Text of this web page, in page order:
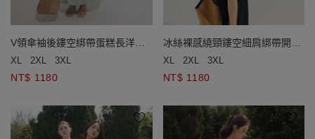
V領傘袖後鏤空綁帶蛋糕長洋裝
(附胸墊)
XL 2XL 3XL
NT$ 1180
冰絲裸感繞頸鏤空細肩綁帶開衩
長洋裝(附胸墊)
XL 2XL 3XL
NT$ 1180